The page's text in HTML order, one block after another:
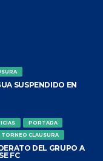
SUSPENDIDO EN
PORTADA
CLAUSURA
DEL GRUPO A
FC